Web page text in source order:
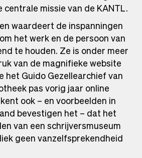
missie van de KANTL.
waardeert de inspanningen
het werk en de persoon van
te houden. Ze is onder meer
van de magnifieke website
het Guido Gezellearchief van
pas vorig jaar online
ook – en voorbeelden in
bevestigen het – dat het
van een schrijversmuseum
geen vanzelfsprekendheid